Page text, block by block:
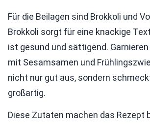
Für die Beilagen sind Brokkoli und
Brokkoli sorgt für eine knackige
ist gesund und sättigend.
mit Sesamsamen und
nicht nur gut aus, sondern
großartig.
Diese Zutaten machen das Rezept